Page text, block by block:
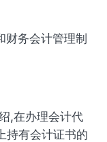
财务会计管理制
,在办理会计代
持有会计证书的